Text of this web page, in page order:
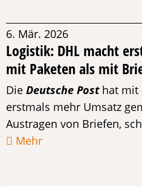
6. Mär. 2026
Logistik: DHL macht
mit Paketen als mit
Die Deutsche Posthat mit
erstmals mehr Umsatz
Austragen von Briefen,
Mehr